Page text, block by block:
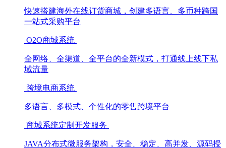
快速搭建海外在线订货商城，创建多语言、多币种跨国
一站式采购平台
O2O商城系统
全网络、全渠道、全平台的全新模式，打通线上线下私
域流量
跨境电商系统
多语言、多模式、个性化的零售跨境平台
商城系统定制开发服务
JAVA分布式微服务架构，安全、稳定、高并发、源码授